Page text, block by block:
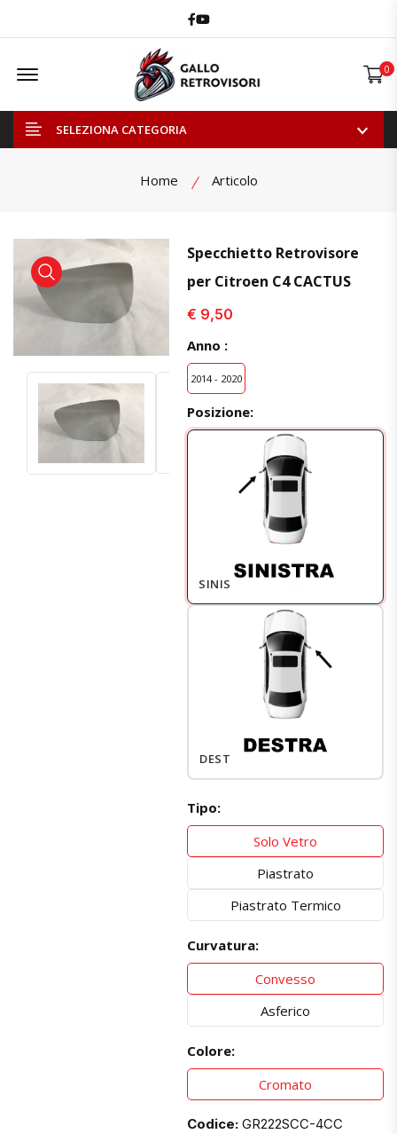
Facebook
Youtube
Offcanvas Menu Open 0
SELEZIONA CATEGORIA
Home Articolo
visualizza prodotto visualizza prodotto
Specchietto Retrovisore
per Citroen C4 CACTUS
€ 9,50
Anno :
2014 - 2020
Posizione:
SINISTRO
DESTRO
Tipo:
Solo Vetro
Piastrato
Piastrato Termico
Curvatura:
Convesso
Asferico
Colore:
Cromato
Codice: GR222SCC-4CC